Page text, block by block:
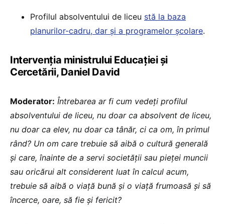
Profilul absolventului de liceu stă la baza
planurilor-cadru, dar și a programelor școlare.
Intervenția ministrului Educației și
Cercetării, Daniel David
Moderator: Întrebarea ar fi cum vedeți profilul
absolventului de liceu, nu doar ca absolvent de liceu,
nu doar ca elev, nu doar ca tânăr, ci ca om, în primul
rând? Un om care trebuie să aibă o cultură generală
și care, înainte de a servi societății sau pieței muncii
sau oricărui alt considerent luat în calcul acum,
trebuie să aibă o viață bună și o viață frumoasă și să
încerce, oare, să fie și fericit?